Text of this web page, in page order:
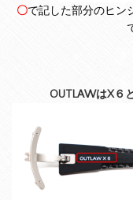
〇で記した部分のヒン
OUTLAWはX６